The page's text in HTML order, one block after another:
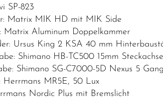
SP-823
Matrix MIK HD mit MIK Side
Matrix Aluminum Doppelkammer
Ursus King 2 KSA 40 mm
Shimano HB-TC500 15mm
Shimano SG-C7000-5D Nexus 5
Herrmans MR5E, 50 Lux
Nordic Plus mit Bremslicht